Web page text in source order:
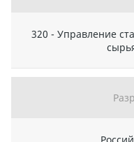
320 - Управление